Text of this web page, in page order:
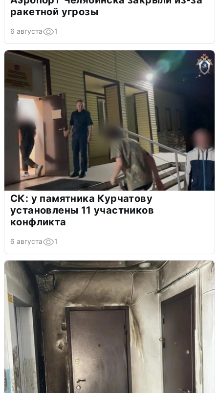
ракетной угрозы
6 августа 1
СК: у памятника Курчатову
установлены 11 участников
конфликта
6 августа 1